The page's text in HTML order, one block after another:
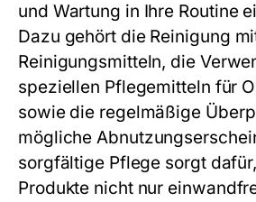
und Wartung in Ihre Routine
Dazu gehört die Reinigung
Reinigungsmitteln, die
speziellen Pflegemitteln für
sowie die regelmäßige
mögliche
sorgfältige Pflege sorgt
Produkte nicht nur